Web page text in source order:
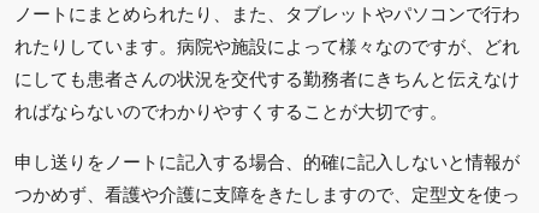
ノートにまとめられたり、また、タブレットやパソコンで行わ
れたりしています。病院や施設によって様々なのですが、どれ
にしても患者さんの状況を交代する勤務者にきちんと伝えなけ
ればならないのでわかりやすくすることが大切です。
申し送りをノートに記入する場合、的確に記入しないと情報が
つかめず、看護や介護に支障をきたしますので、定型文を使っ